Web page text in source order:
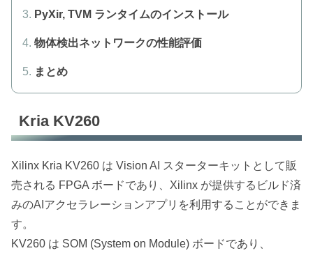
PyXir, TVM ランタイムのインストール
物体検出ネットワークの性能評価
まとめ
Kria KV260
Xilinx Kria KV260 は Vision AI スターターキットとして販
売される FPGA ボードであり、Xilinx が提供するビルド済
みのAIアクセラレーションアプリを利用することができま
す。
KV260 は SOM (System on Module) ボードであり、